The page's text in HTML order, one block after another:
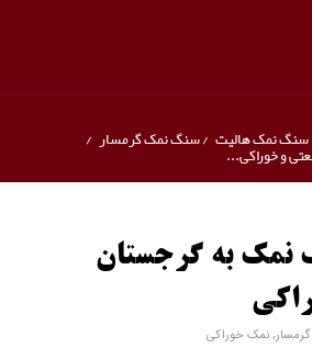
سنگ نمک هالیت /سنگ نمک گرمسار /
و خوراکی...
نمک به گرجستان
, نمک خوراکی